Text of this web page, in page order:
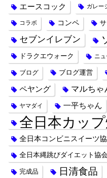
エースコック
ガレー
コラボ コンペ
セブンイレブン
ドラクエウォーク ニ
ブログ ブログ運営
ペヤング マルちゃ
ヤマダイ 一平ちゃん
全日本カッ
全日本コンビニスイーツ
全日本縄跳びダイエット協
完成品 日清食品